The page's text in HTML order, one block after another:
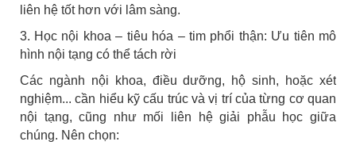
liên hệ tốt hơn với lâm sàng.
3. Học nội khoa – tiêu hóa – tim phổi thận: Ưu tiên mô
hình nội tạng có thể tách rời
Các ngành nội khoa, điều dưỡng, hộ sinh, hoặc xét
nghiệm... cần hiểu kỹ cấu trúc và vị trí của từng cơ quan
nội tạng, cũng như mối liên hệ giải phẫu học giữa
chúng. Nên chọn: